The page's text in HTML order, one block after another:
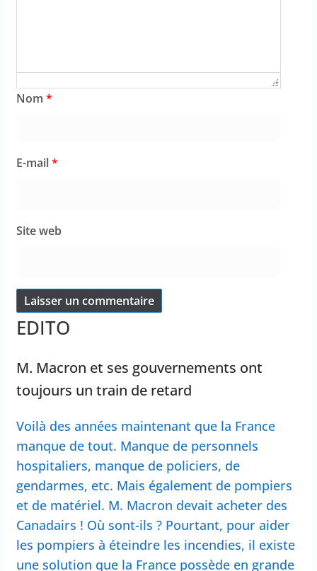
Nom *
E-mail*
Site web
EDITO
M. Macron et ses gouvernements ont
toujours un train de retard
Voilà des années maintenant que la France
manque de tout. Manque de personnels
hospitaliers, manque de policiers, de
gendarmes, etc. Mais également de pompiers
et de matériel. M. Macron devait acheter des
Canadairs ! Où sont-ils ? Pourtant, pour aider
les pompiers à éteindre les incendies, il existe
une solution que la France possède en grande